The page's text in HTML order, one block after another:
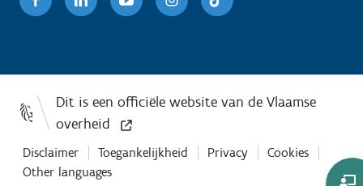
Disclaimer Toegankelijkheid Privacy
Cookies
Other languages